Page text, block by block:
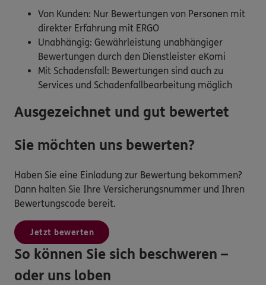
Von Kunden: Nur Bewertungen von Personen mit
direkter Erfahrung mit ERGO
Unabhängig: Gewährleistung unabhängiger
Bewertungen durch den Dienstleister eKomi
Mit Schadensfall: Bewertungen sind auch zu
Services und Schadenfallbearbeitung möglich
Ausgezeichnet und gut bewertet
Sie möchten uns bewerten?
Haben Sie eine Einladung zur Bewertung bekommen?
Dann halten Sie Ihre Versicherungsnummer und Ihren
Bewertungscode bereit.
Jetzt bewerten
So können Sie sich beschweren –
oder uns loben